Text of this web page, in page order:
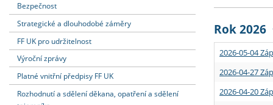
Dozvědět se více Strategie
Podpora
Podat přihlášku Učitelské
Dozvědět se více
Rigorózní
Dozvědět se více
Granty a
Dozvědět se více
Bezpečnost
Strategické a dlouhodobé záměry
FF UK pro udržitelnost
Výroční zprávy
Platné vnitřní předpisy FF UK
Rozhodnutí a sdělení děkana, opatření a sdělení
Rok 2026
2026-05-04
2026-04-27
2026-04-20